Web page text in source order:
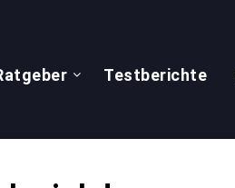
Testberichte